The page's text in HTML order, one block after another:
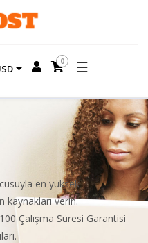
0 ☰
en yüksek
kaynakları verin.
Çalışma Süresi Garantisi